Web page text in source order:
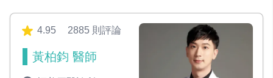
4.95 2885 則評論
黃柏鈞 醫師